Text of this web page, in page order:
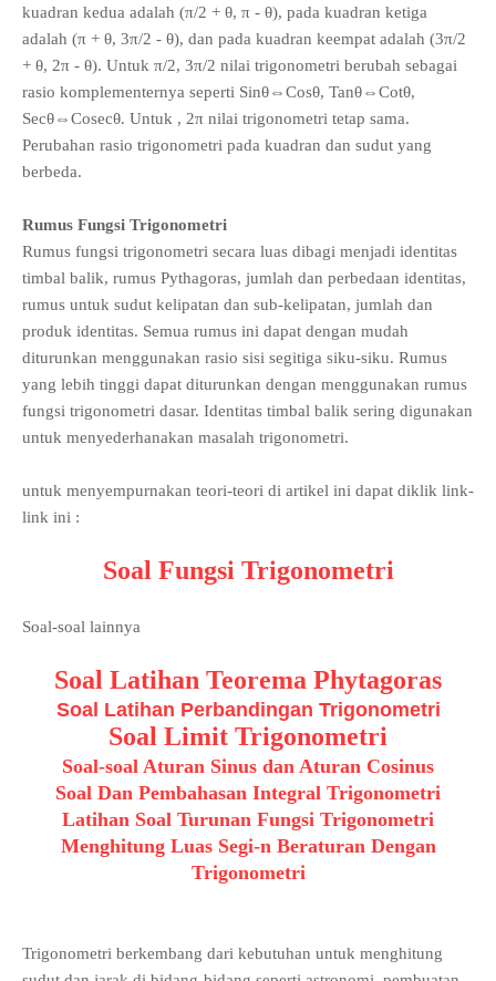
kuadran kedua adalah (π/2 + θ, π - θ), pada kuadran ketiga
adalah (π + θ, 3π/2 - θ), dan pada kuadran keempat adalah (3π/2
+ θ, 2π - θ). Untuk π/2, 3π/2 nilai trigonometri berubah sebagai
rasio komplementernya seperti Sinθ⇔Cosθ, Tanθ⇔Cotθ,
Secθ⇔Cosecθ. Untuk , 2π nilai trigonometri tetap sama.
Perubahan rasio trigonometri pada kuadran dan sudut yang
berbeda.
Rumus Fungsi Trigonometri
Rumus fungsi trigonometri secara luas dibagi menjadi identitas
timbal balik, rumus Pythagoras, jumlah dan perbedaan identitas,
rumus untuk sudut kelipatan dan sub-kelipatan, jumlah dan
produk identitas. Semua rumus ini dapat dengan mudah
diturunkan menggunakan rasio sisi segitiga siku-siku. Rumus
yang lebih tinggi dapat diturunkan dengan menggunakan rumus
fungsi trigonometri dasar. Identitas timbal balik sering digunakan
untuk menyederhanakan masalah trigonometri.
untuk menyempurnakan teori-teori di artikel ini dapat diklik link-
link ini :
Soal Fungsi Trigonometri
Soal-soal lainnya
Soal Latihan Teorema Phytagoras
Soal Latihan Perbandingan Trigonometri
Soal Limit Trigonometri
Soal-soal Aturan Sinus dan Aturan Cosinus
Soal Dan Pembahasan Integral Trigonometri
Latihan Soal Turunan Fungsi Trigonometri
Menghitung Luas Segi-n Beraturan Dengan
Trigonometri
Trigonometri berkembang dari kebutuhan untuk menghitung